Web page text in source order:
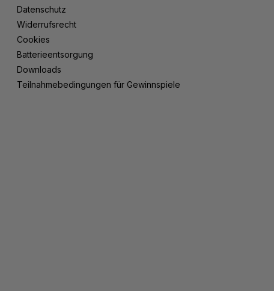
Datenschutz
Widerrufsrecht
Cookies
Batterieentsorgung
Downloads
Teilnahmebedingungen für Gewinnspiele